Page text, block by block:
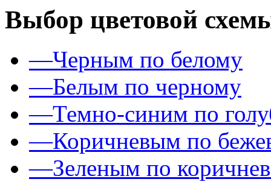
Выбор цветовой
—Черным по белому
—Белым по черному
—Темно-синим по
—Коричневым по
—Зеленым по